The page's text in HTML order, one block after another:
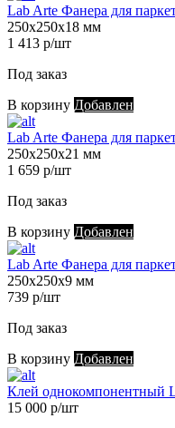
Lab Arte Фанера для
250х250х18 мм
1 413 р/шт
Под заказ
В корзину Добавлен
Lab Arte Фанера для
250х250х21 мм
1 659 р/шт
Под заказ
В корзину Добавлен
Lab Arte Фанера для
250х250х9 мм
739 р/шт
Под заказ
В корзину Добавлен
Клей однокомпонентный
15 000 р/шт